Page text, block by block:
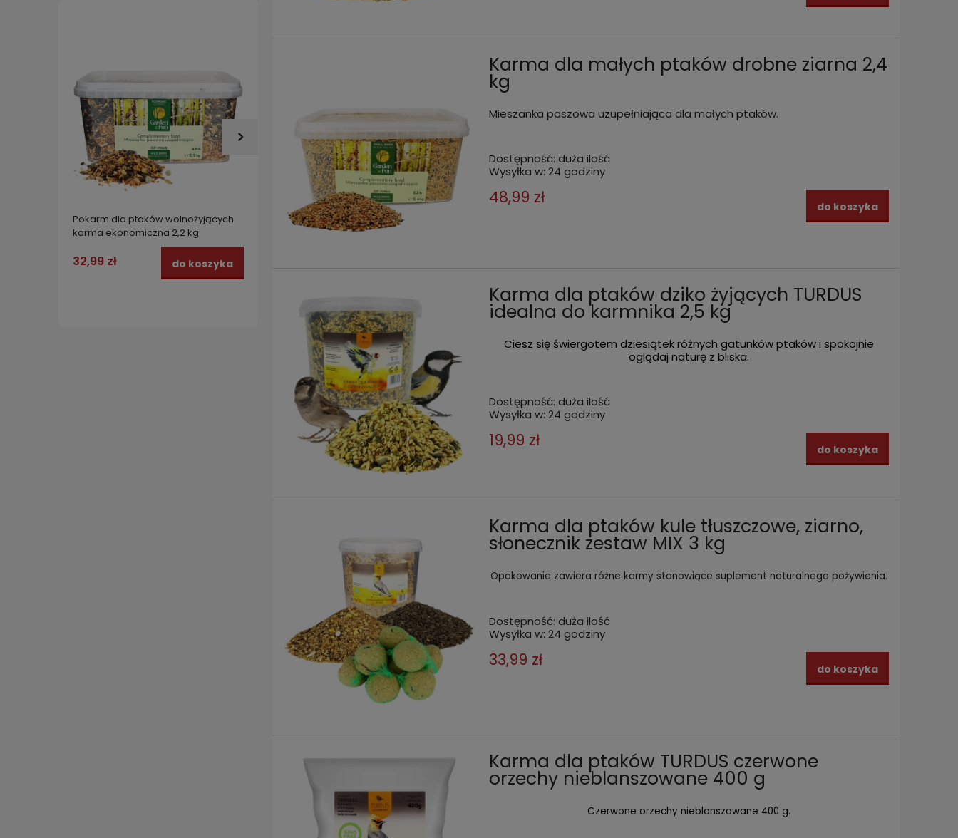
Pokarm dla ptaków wolnożyjących
karma ekonomiczna 2,2 kg
32,99 zł do koszyka
Karma dla ptaków TURDUS
czerwone orzechy nieblanszowane
Karma dla małych ptaków drobne ziarna 2,4
kg
Mieszanka paszowa uzupełniająca dla małych ptaków.
Dostępność: duża ilość
Wysyłka w: 24 godziny
48,99 zł do koszyka
Karma dla ptaków dziko żyjących TURDUS
idealna do karmnika 2,5 kg
Ciesz się świergotem dziesiątek różnych gatunków ptaków i spokojnie
oglądaj naturę z bliska.
Dostępność: duża ilość
Wysyłka w: 24 godziny
19,99 zł do koszyka
Karma dla ptaków kule tłuszczowe, ziarno,
słonecznik zestaw MIX 3 kg
Opakowanie zawiera różne karmy stanowiące suplement naturalnego pożywienia.
Dostępność: duża ilość
Wysyłka w: 24 godziny
33,99 zł do koszyka
Karma dla ptaków TURDUS czerwone
orzechy nieblanszowane 400 g
Czerwone orzechy nieblanszowane 400 g.